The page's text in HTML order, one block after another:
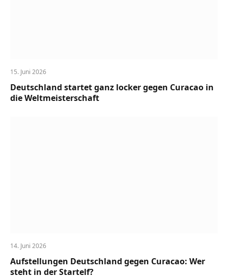
15. Juni 2026
Deutschland startet ganz locker gegen Curacao in
die Weltmeisterschaft
14. Juni 2026
Aufstellungen Deutschland gegen Curacao: Wer
steht in der Startelf?